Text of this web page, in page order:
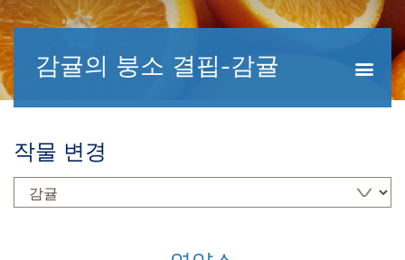
감귤의 붕소 결핍-감귤
작물 변경